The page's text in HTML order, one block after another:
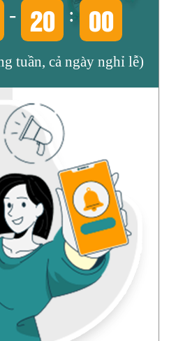
- 20 : 00
tuần, cả ngày nghỉ lễ)